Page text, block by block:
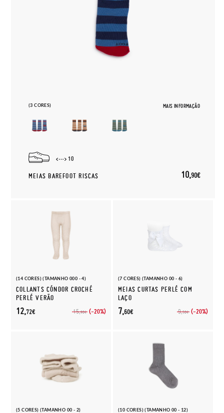
(3 CORES) MAIS INFORMAÇÃO
10
MEIAS BAREFOOT RISCAS 10,90€
(14 CORES) (TAMANHO 000 - 4)
COLLANTS CÓNDOR CROCHÉ
PERLÉ VERÃO
15,90€ (-20%)
12,72€
(7 CORES) (TAMANHO 00 - 6)
MEIAS CURTAS PERLÉ COM
LAÇO
9,50€ (-20%)
7,60€
(5 CORES) (TAMANHO 00 - 2) (10 CORES) (TAMANHO 00 - 12)